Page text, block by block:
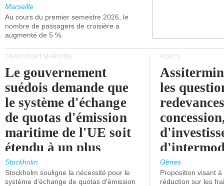
Marseille
Au cours du premier semestre 2026, le
nombre de passagers de croisière a
augmenté de 5 %.
TRANSPORT MARITIME
Le gouvernement
suédois demande que
le système d'échange
de quotas d'émission
maritime de l'UE soit
étendu à un plus
grand nombre de
navires.
Stockholm
Stockholm souligne la nécessité pour le
système d'échange de quotas d'émission
PORTS
les
l'attention
politiciens.
Gênes
Proposition visant
réduction sur les